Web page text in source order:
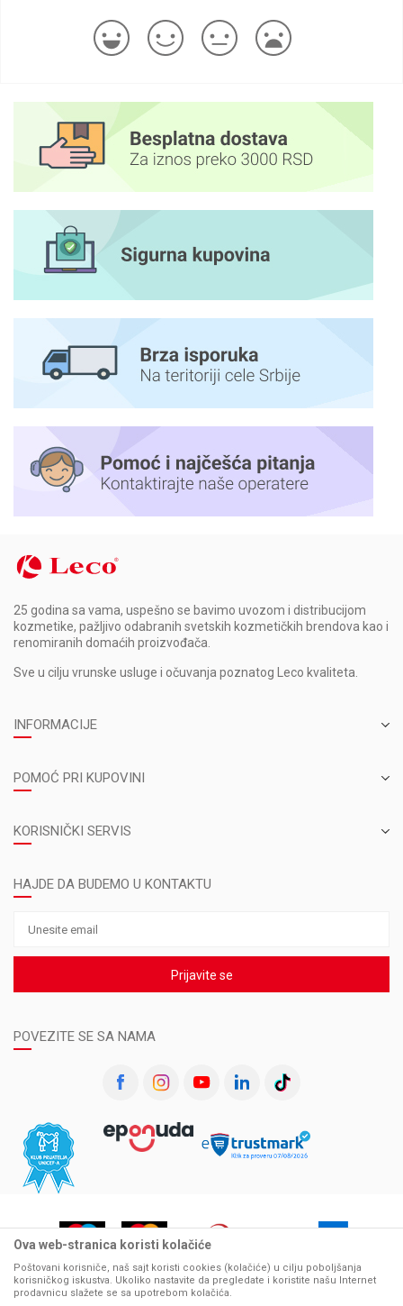
25 godina sa vama, uspešno se bavimo uvozom i distribucijom
kozmetike, pažljivo odabranih svetskih kozmetičkih brendova kao i
renomiranih domaćih proizvođača.
Sve u cilju vrunske usluge i očuvanja poznatog Leco kvaliteta.
INFORMACIJE
POMOĆ PRI KUPOVINI
KORISNIČKI SERVIS
HAJDE DA BUDEMO U KONTAKTU
Prijavite se
POVEZITE SE SA NAMA
Ova web-stranica koristi kolačiće
Poštovani korisniče, naš sajt koristi cookies (kolačiće) u cilju poboljšanja
korisničkog iskustva. Ukoliko nastavite da pregledate i koristite našu Internet
prodavnicu slažete se sa upotrebom kolačića.